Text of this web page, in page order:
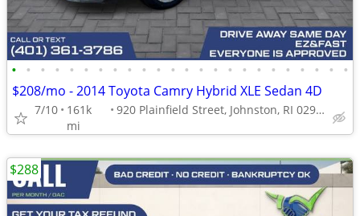
• • • • • • • • • • • • • • • • • • • • • • • •
$208/mo - 2014 Toyota Camry Hybrid XLE Sedan 4D
7/10
161k
mi
920 Plainfield Street, Johnston, RI 02919
$288